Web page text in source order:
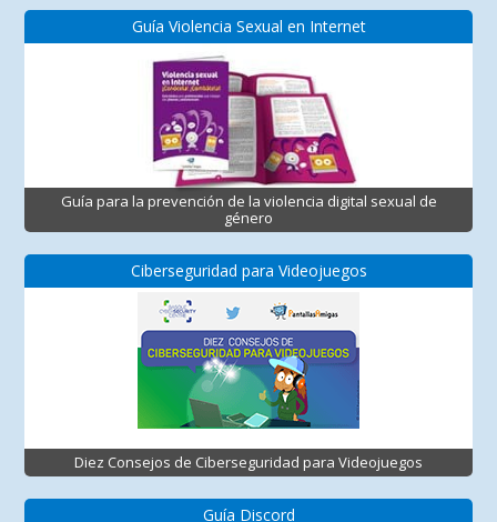
Guía Violencia Sexual en Internet
Guía para la prevención de la violencia digital sexual de
género
Ciberseguridad para Videojuegos
Diez Consejos de Ciberseguridad para Videojuegos
Guía Discord